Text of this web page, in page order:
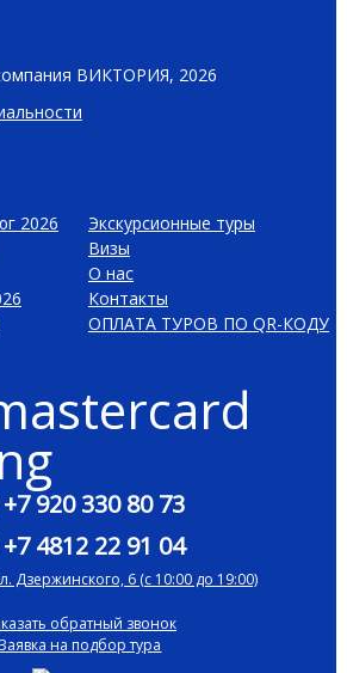
ВИКТОРИЯ, 2026
2026
Экскурсионные туры
Визы
О нас
Контакты
ОПЛАТА ТУРОВ ПО QR-КОДУ
+7 920 330 80 73
+7 4812 22 91 04
Дзержинского, 6 (с 10:00 до 19:00)
обратный звонок
Заявка на подбор тура